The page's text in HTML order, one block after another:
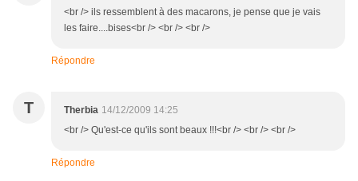
<br /> ils ressemblent à des macarons, je pense que je vais
les faire....bises<br /> <br /> <br />
Répondre
T Therbia 14/12/2009 14:25
<br /> Qu'est-ce qu'ils sont beaux !!!<br /> <br /> <br />
Répondre